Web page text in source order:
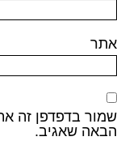
אתר
שמור בדפדפן זה
הבאה שאגיב.